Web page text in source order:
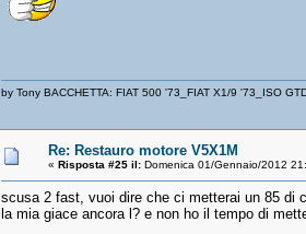
by Tony BACCHETTA: FIAT 500 '73_FIAT X1/9 '73_ISO
Re: Restauro motore V5X1M
« Risposta #25 il: Domenica 01/Gennaio/2012
scusa 2 fast, vuoi dire che ci metterai un 85 di
la mia giace ancora l? e non ho il tempo di